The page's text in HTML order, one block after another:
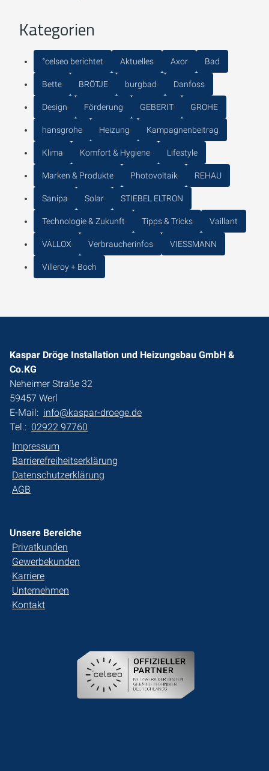
Kategorien
°celseo berichtet Aktuelles Axor Bad
Bette BRÖTJE burgbad Danfoss
Design Förderung GEBERIT GROHE
hansgrohe Heizung Kampagnenbeitrag
Klima Komfort & Hygiene Lifestyle
Marken & Produkte Photovoltaik REHAU
Sanipa Solar STIEBEL ELTRON
Technologie & Zukunft Tipps & Tricks Vaillant
VALLOX Verbraucherinfos VIESSMANN
Villeroy + Boch
Kaspar Dröge Installation und Heizungsbau GmbH &
Co.KG
Neheimer Straße 32
59457 Werl
E-Mail: info@kaspar-droege.de
Tel.: 02922 97760
Impressum
Barrierefreiheitserklärung
Datenschutzerklärung
AGB
Unsere Bereiche
Privatkunden
Gewerbekunden
Karriere
Unternehmen
Kontakt